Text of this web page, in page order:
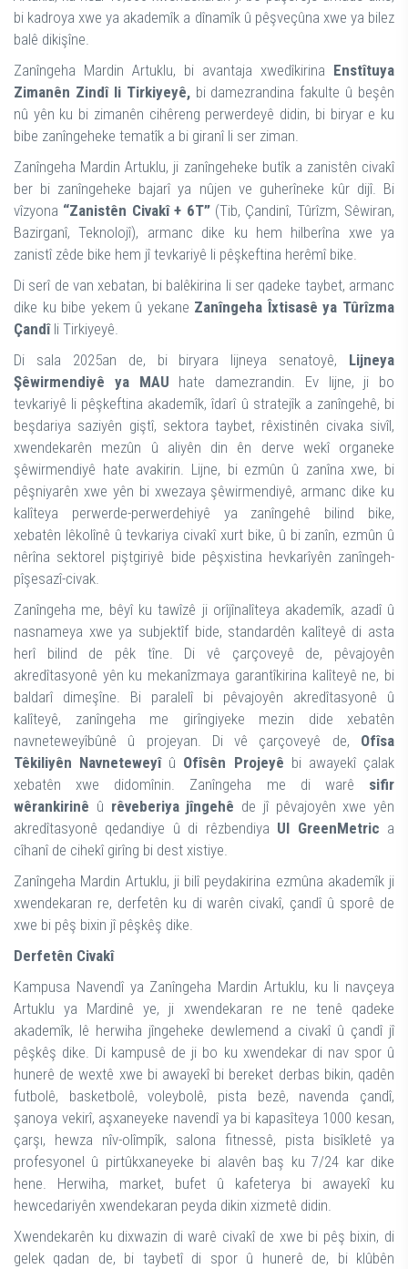
bi kadroya xwe ya akademîk a dînamîk û pêşveçûna xwe ya bilez
balê dikişîne.
Zanîngeha Mardin Artuklu, bi avantaja xwedîkirina Enstîtuya
Zimanên Zindî li Tirkiyeyê, bi damezrandina fakulte û beşên
nû yên ku bi zimanên cihêreng perwerdeyê didin, bi biryar e ku
bibe zanîngeheke tematîk a bi giranî li ser ziman.
Zanîngeha Mardin Artuklu, ji zanîngeheke butîk a zanistên civakî
ber bi zanîngeheke bajarî ya nûjen ve guherîneke kûr dijî. Bi
vîzyona “Zanistên Civakî + 6T”(Tib, Çandinî, Tûrîzm, Sêwiran,
Bazirganî, Teknolojî), armanc dike ku hem hilberîna xwe ya
zanistî zêde bike hem jî tevkariyê li pêşkeftina herêmî bike.
Di serî de van xebatan, bi balêkirina li ser qadeke taybet, armanc
dike ku bibe yekem û yekane Zanîngeha Îxtisasê ya Tûrîzma
Çandî li Tirkiyeyê.
Di sala 2025an de, bi biryara lijneya senatoyê, Lijneya
Şêwirmendiyê ya MAU hate damezrandin. Ev lijne, ji bo
tevkariyê li pêşkeftina akademîk, îdarî û stratejîk a zanîngehê, bi
beşdariya saziyên giştî, sektora taybet, rêxistinên civaka sivîl,
xwendekarên mezûn û aliyên din ên derve wekî organeke
şêwirmendiyê hate avakirin. Lijne, bi ezmûn û zanîna xwe, bi
pêşniyarên xwe yên bi xwezaya şêwirmendiyê, armanc dike ku
kalîteya perwerde-perwerdehiyê ya zanîngehê bilind bike,
xebatên lêkolînê û tevkariya civakî xurt bike, û bi zanîn, ezmûn û
nêrîna sektorel piştgiriyê bide pêşxistina hevkarîyên zanîngeh-
pîşesazî-civak.
Zanîngeha me, bêyî ku tawîzê ji orîjînalîteya akademîk, azadî û
nasnameya xwe ya subjektîf bide, standardên kalîteyê di asta
herî bilind de pêk tîne. Di vê çarçoveyê de, pêvajoyên
akredîtasyonê yên ku mekanîzmaya garantîkirina kalîteyê ne, bi
baldarî dimeşîne. Bi paralelî bi pêvajoyên akredîtasyonê û
kalîteyê, zanîngeha me girîngiyeke mezin dide xebatên
navneteweyîbûnê û projeyan. Di vê çarçoveyê de, Ofîsa
Têkiliyên Navneteweyî û Ofîsên Projeyê bi awayekî çalak
xebatên xwe didomînin. Zanîngeha me di warê sifir
wêrankirinê û rêveberiya jîngehê de jî pêvajoyên xwe yên
akredîtasyonê qedandiye û di rêzbendiya UI GreenMetric a
cîhanî de cihekî girîng bi dest xistiye.
Zanîngeha Mardin Artuklu, ji bilî peydakirina ezmûna akademîk ji
xwendekaran re, derfetên ku di warên civakî, çandî û sporê de
xwe bi pêş bixin jî pêşkêş dike.
Derfetên Civakî
Kampusa Navendî ya Zanîngeha Mardin Artuklu, ku li navçeya
Artuklu ya Mardinê ye, ji xwendekaran re ne tenê qadeke
akademîk, lê herwiha jîngeheke dewlemend a civakî û çandî jî
pêşkêş dike. Di kampusê de ji bo ku xwendekar di nav spor û
hunerê de wextê xwe bi awayekî bi bereket derbas bikin, qadên
futbolê, basketbolê, voleybolê, pista bezê, navenda çandî,
şanoya vekirî, aşxaneyeke navendî ya bi kapasîteya 1000 kesan,
çarşı, hewza nîv-olîmpîk, salona fitnessê, pista bisîkletê ya
profesyonel û pirtûkxaneyeke bi alavên baş ku 7/24 kar dike
hene. Herwiha, market, bufet û kafeterya bi awayekî ku
hewcedariyên xwendekaran peyda dikin xizmetê didin.
Xwendekarên ku dixwazin di warê civakî de xwe bi pêş bixin, di
gelek qadan de, bi taybetî di spor û hunerê de, bi klûbên